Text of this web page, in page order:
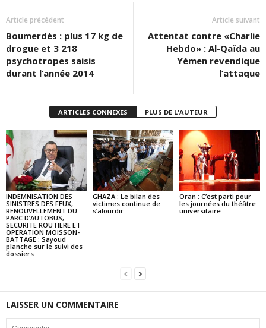
Article précédent
Boumerdès : plus 17 kg de
drogue et 3 218
psychotropes saisis
durant l’année 2014
Article suivant
Attentat contre «Charlie
Hebdo» : Al-Qaïda au
Yémen revendique
l’attaque
ARTICLES CONNEXES PLUS DE L'AUTEUR
INDEMNISATION DES
SINISTRES DES FEUX,
RENOUVELLEMENT DU
PARC D’AUTOBUS,
SECURITE ROUTIERE ET
OPERATION MOISSON-
BATTAGE : Sayoud
planche sur le suivi des
dossiers
GHAZA : Le bilan des
victimes continue de
s’alourdir
Oran : C’est parti pour
les journées du théâtre
universitaire
LAISSER UN COMMENTAIRE